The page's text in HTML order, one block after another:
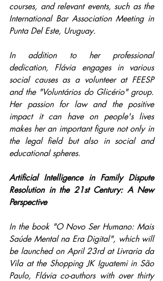
courses, and relevant events, such as the
International Bar Association Meeting in
Punta Del Este, Uruguay.
In addition to her professional
dedication, Flávia engages in various
social causes as a volunteer at FEESP
and the "Voluntários do Glicério" group.
Her passion for law and the positive
impact it can have on people's lives
makes her an important figure not only in
the legal field but also in social and
educational spheres.
Artificial Intelligence in Family Dispute
Resolution in the 21st Century: A New
Perspective
In the book "O Novo Ser Humano: Mais
Saúde Mental na Era Digital", which will
be launched on April 23rd at Livraria da
Vila at the Shopping JK Iguatemi in São
Paulo, Flávia co-authors with over thirty